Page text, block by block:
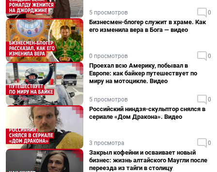
5 просмотров 0
Бизнесмен-блогер служит в храме. Как
его изменила вера в Бога — видео
0 просмотров 0
Проехал всю Америку, побывал в
Европе: как байкер путешествует по
миру на мотоцикле. Видео
5 просмотров 0
Российский ниндзя-скульптор снялся в
сериале «Дом Дракона». Видео
3 просмотра 0
Закрыл кофейни и осваивает новый
бизнес: жизнь алтайского Маугли после
переезда из тайги в столицу